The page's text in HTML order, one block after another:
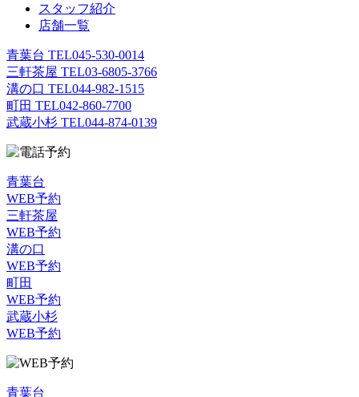
スタッフ紹介
店舗一覧
青葉台 TEL045-530-0014
三軒茶屋 TEL03-6805-3766
溝の口 TEL044-982-1515
町田 TEL042-860-7700
武蔵小杉 TEL044-874-0139
青葉台
WEB予約
三軒茶屋
WEB予約
溝の口
WEB予約
町田
WEB予約
武蔵小杉
WEB予約
青葉台